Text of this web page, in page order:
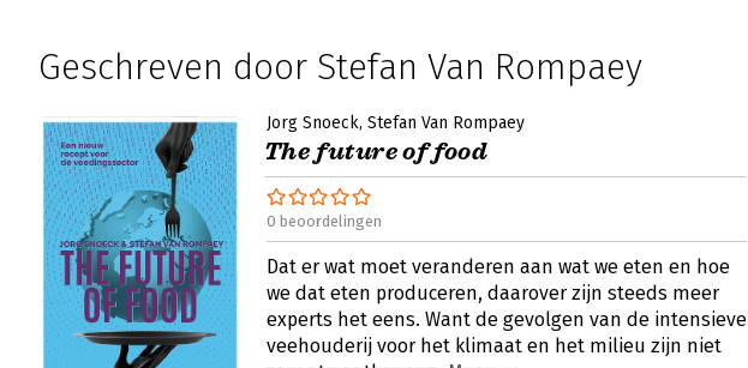
Geschreven door Stefan Van Rompaey
Jorg Snoeck Stefan Van Rompaey
The future of food
0 beoordelingen
Dat er wat moet veranderen aan wat we eten en hoe
we dat eten produceren, daarover zijn steeds meer
experts het eens. Want de gevolgen van de intensieve
veehouderij voor het klimaat en het milieu zijn niet